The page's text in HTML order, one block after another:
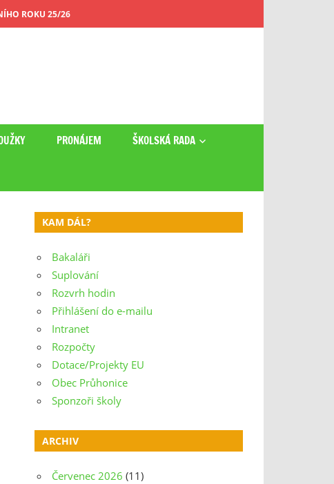
ROKU 25/26
PRONÁJEM ŠKOLSKÁ RADA
KAM DÁL?
Bakaláři
Suplování
Rozvrh hodin
Přihlášení do e-mailu
Intranet
Rozpočty
Dotace/Projekty EU
Obec Průhonice
Sponzoři školy
ARCHIV
Červenec 2026 (11)